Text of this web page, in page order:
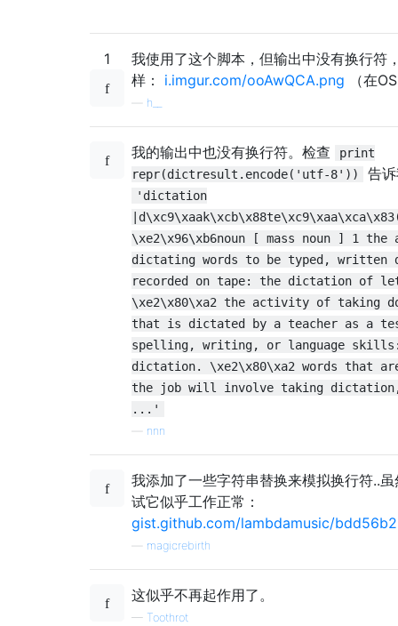
1
我使用了这个脚本，但输出中没有换行符
样： i.imgur.com/ooAwQCA.png （在
h__
我的输出中也没有换行符。检查
print
repr(dictresult.encode('utf-8'))
告
'dictation
\xe2\x96\xb6noun [ mass noun ] 1
dictating words to be typed, written
recorded on tape: the dictation of
\xe2\x80\xa2 the activity of taking
that is dictated by a teacher as a
spelling, writing, or language skills:
dictation. \xe2\x80\xa2 words that
the job will involve taking
...'
nnn
我添加了一些字符串替换来模拟换行符..
试它似乎工作正常：
gist.github.com/lambdamusic/
magicrebirth
这似乎不再起作用了。
— Toothrot